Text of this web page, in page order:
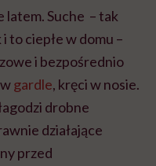
latem. Suche – tak
to ciepłe w domu –
i bezpośrednio
wgardle, kręci w nosie.
drobne
działające
przed